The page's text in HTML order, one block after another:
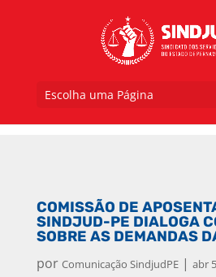
Escolha uma Página
COMISSÃO DE
SINDJUD-PE DIALOGA
SOBRE AS DEMANDAS
por Comunicação SindjudPE| abr